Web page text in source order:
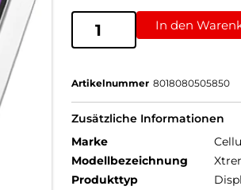
In den
Artikelnummer 8018080505850
Zusätzliche Informationen
Marke
Modellbezeichnung
Produkttyp